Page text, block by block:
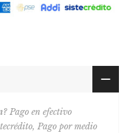
Pago en efectivo
Pago por medio